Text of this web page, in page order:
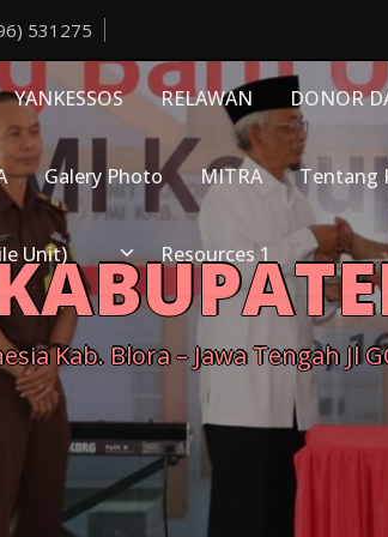
531275
YANKESSOS RELAWAN DONOR
Galery Photo MITRA Tentang
Unit) Resources 1
Kab. Blora – Jawa Tengah Jl